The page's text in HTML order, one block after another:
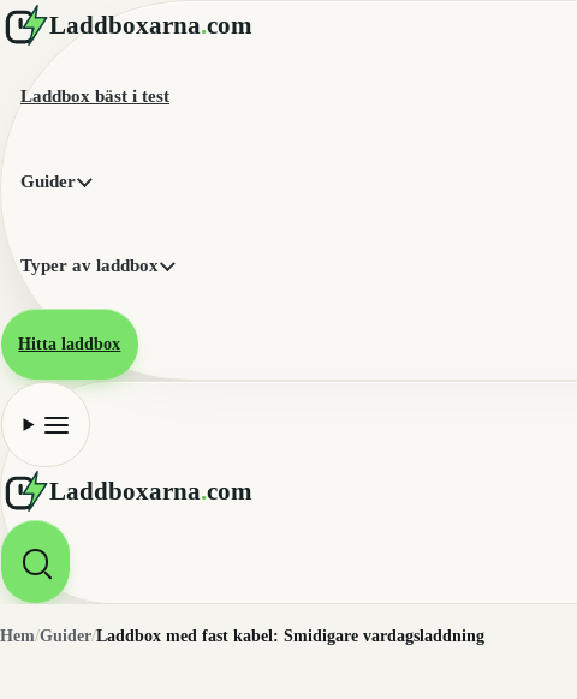
Laddboxarna.com
Laddbox bäst i test
Guider
Typer av laddbox
Hitta laddbox
Laddboxarna.com
Hem/Guider/Laddbox med fast kabel: Smidigare vardagsladdning